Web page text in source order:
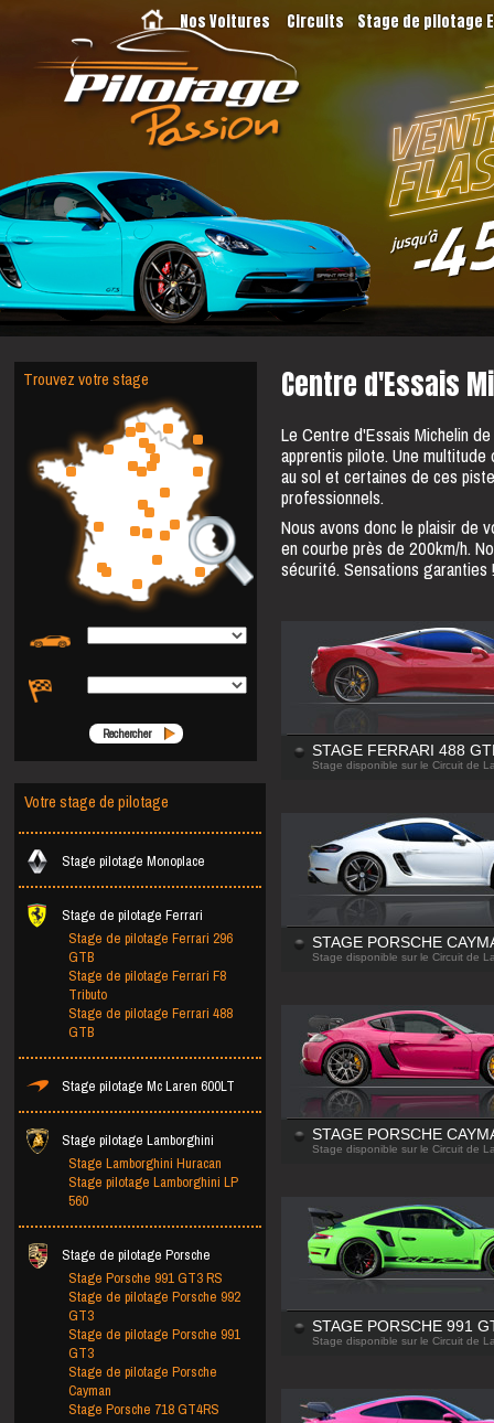
Nos Voitures Circuits Stage de pilotage
Trouvez votre stage
Rechercher
Votre stage de pilotage
Stage pilotage Monoplace
Stage de pilotage Ferrari
Stage de pilotage Ferrari 296
GTB
Stage de pilotage Ferrari F8
Tributo
Stage de pilotage Ferrari 488
GTB
Stage pilotage Mc Laren 600LT
Stage pilotage Lamborghini
Stage Lamborghini Huracan
Stage pilotage Lamborghini LP
560
Stage de pilotage Porsche
Stage Porsche 991 GT3 RS
Stage de pilotage Porsche 992
GT3
Stage de pilotage Porsche 991
GT3
Stage de pilotage Porsche
Cayman
Stage Porsche 718 GT4RS
Centre d'Essais
Le Centre d'Essais Michelin
apprentis pilote. Une
au sol et certaines de ces
professionnels.
Nous avons donc le plaisir
en courbe près de 200km/h.
sécurité. Sensations garanties !
STAGE FERRARI 488
Stage disponible sur le Circuit de
STAGE PORSCHE
Stage disponible sur le Circuit de
STAGE PORSCHE
Stage disponible sur le Circuit de
STAGE PORSCHE 991
Stage disponible sur le Circuit de